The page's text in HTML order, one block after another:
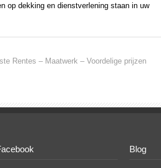
op dekking en dienstverlening staan in uw
Rentes – Maatwerk – Voordelige prijzen
Blog